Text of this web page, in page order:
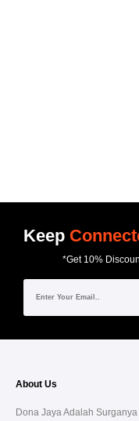
Keep
*Get 10%
About Us
Dona Jaya Adalah